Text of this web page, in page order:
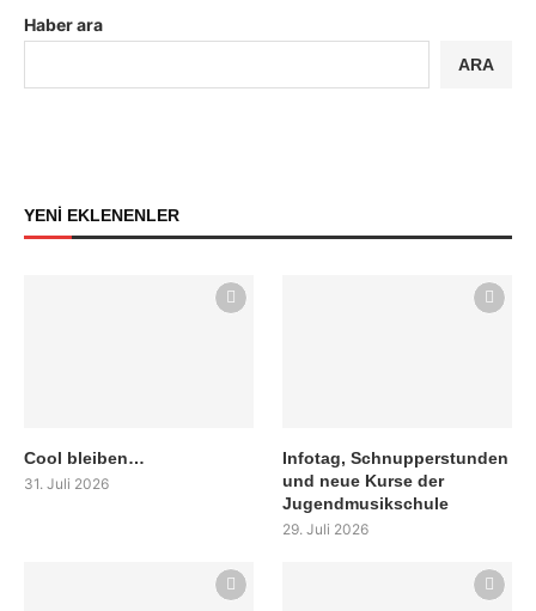
Haber ara
ARA
YENİ EKLENENLER
Cool bleiben…
31. Juli 2026
Infotag, Schnupperstunden
und neue Kurse der
Jugendmusikschule
29. Juli 2026